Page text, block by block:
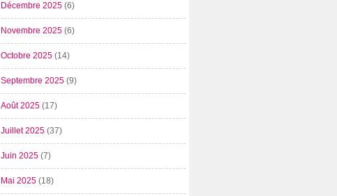
Décembre 2025 (6)
Novembre 2025 (6)
Octobre 2025 (14)
Septembre 2025 (9)
Août 2025 (17)
Juillet 2025 (37)
Juin 2025 (7)
Mai 2025 (18)